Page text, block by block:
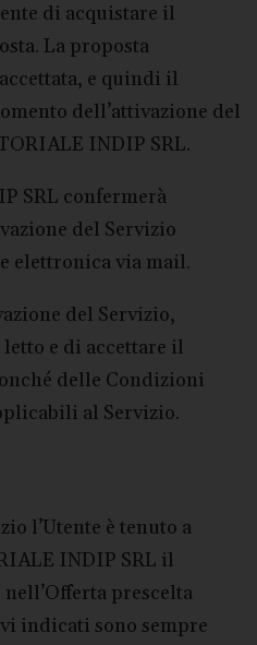
di acquistare il
La proposta
e quindi il
dell’attivazione del
INDIP SRL.
SRL confermerà
del Servizio
elettronica via mail.
del Servizio,
e di accettare il
delle Condizioni
al Servizio.
l’Utente è tenuto a
INDIP SRL il
prescelta
indicati sono sempre